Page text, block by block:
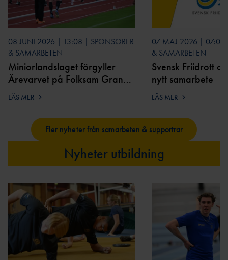
08 JUNI 2026 | 13:08 | SPONSORER
& SAMARBETEN
Miniorlandslaget förgyller
Ärevarvet på Folksam Grand
Prix
LÄS MER
07 MAJ 2026 | 07:07
& SAMARBETEN
Svensk Friidrott
nytt samarbete
LÄS MER
Fler nyheter från samarbeten & supportrar
Nyheter utbildning